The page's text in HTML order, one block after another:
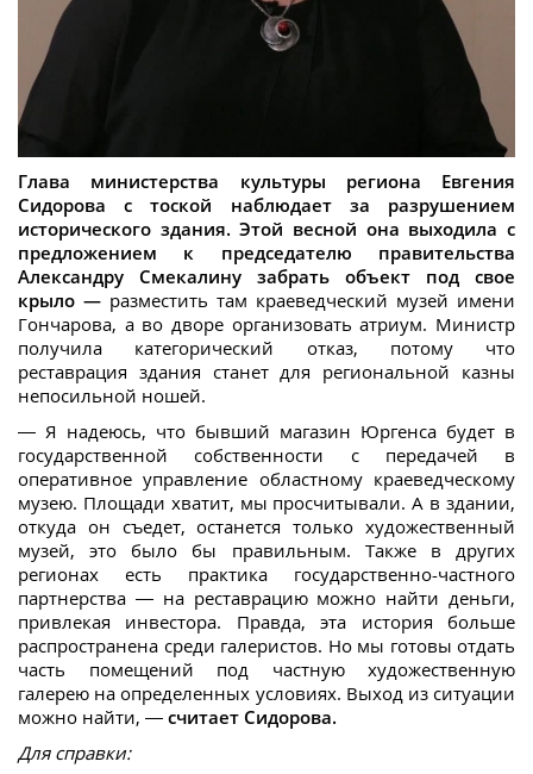
Глава министерства культуры региона Евгения
Сидорова с тоской наблюдает за разрушением
исторического здания. Этой весной она выходила с
предложением к председателю правительства
Александру Смекалину забрать объект под свое
крыло — разместить там краеведческий музей имени
Гончарова, а во дворе организовать атриум. Министр
получила категорический отказ, потому что
реставрация здания станет для региональной казны
непосильной ношей.
— Я надеюсь, что бывший магазин Юргенса будет в
государственной собственности с передачей в
оперативное управление областному краеведческому
музею. Площади хватит, мы просчитывали. А в здании,
откуда он съедет, останется только художественный
музей, это было бы правильным. Также в других
регионах есть практика государственно-частного
партнерства — на реставрацию можно найти деньги,
привлекая инвестора. Правда, эта история больше
распространена среди галеристов. Но мы готовы отдать
часть помещений под частную художественную
галерею на определенных условиях. Выход из ситуации
можно найти, — считает Сидорова.
Для справки: